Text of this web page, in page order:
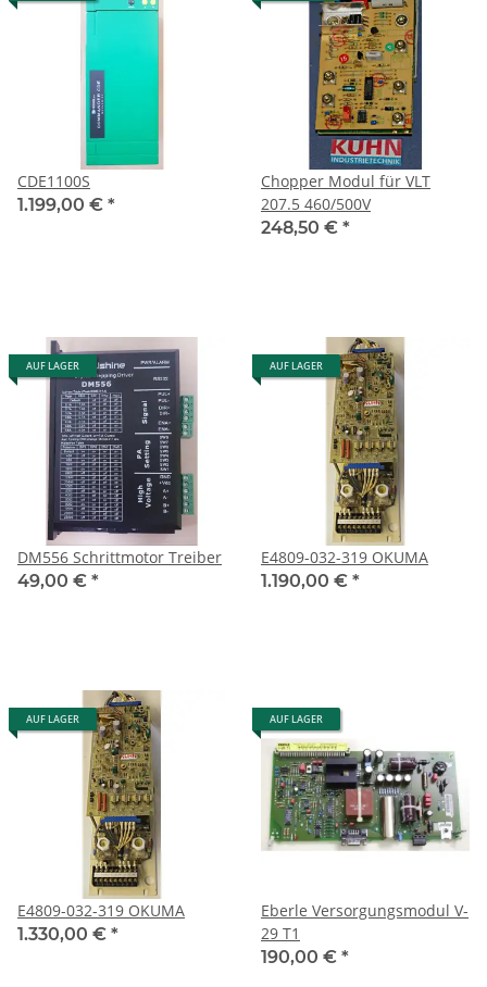
CDE1100S
1.199,00 € *
Chopper Modul für VLT
207.5 460/500V
248,50 € *
AUF LAGER
DM556 Schrittmotor Treiber
49,00 € *
AUF LAGER
E4809-032-319 OKUMA
1.190,00 € *
AUF LAGER
E4809-032-319 OKUMA
1.330,00 € *
AUF LAGER
Eberle Versorgungsmodul V-
29 T1
190,00 € *